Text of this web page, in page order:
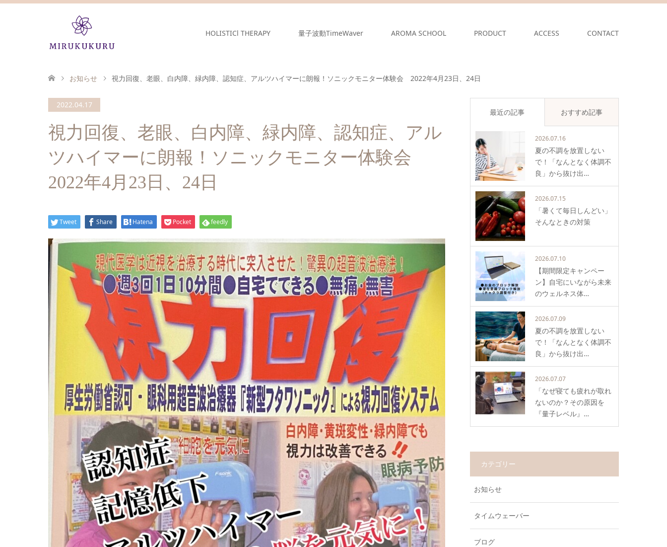
HOLISTICl THERAPY 量子波動TimeWaver AROMA SCHOOL PRODUCT ACCESS CONTACT
お知らせ 視力回復、老眼、白内障、緑内障、認知症、アルツハイマーに朗報！ソニックモニター体験会 2022年4月23日、24日
2022.04.17
視力回復、老眼、白内障、緑内障、認知症、アル
ツハイマーに朗報！ソニックモニター体験会
2022年4月23日、24日
Tweet Share Hatena Pocket feedly
最近の記事 おすすめ記事
2026.07.16
夏の不調を放置しない
で！「なんとなく体調不
良」から抜け出…
2026.07.15
「暑くて毎日しんどい」
そんなときの対策
2026.07.10
【期間限定キャンペー
ン】自宅にいながら未来
のウェルネス体…
2026.07.09
夏の不調を放置しない
で！「なんとなく体調不
良」から抜け出…
2026.07.07
「なぜ寝ても疲れが取れ
ないのか？その原因を
『量子レベル』…
カテゴリー
お知らせ
タイムウェーバー
ブログ